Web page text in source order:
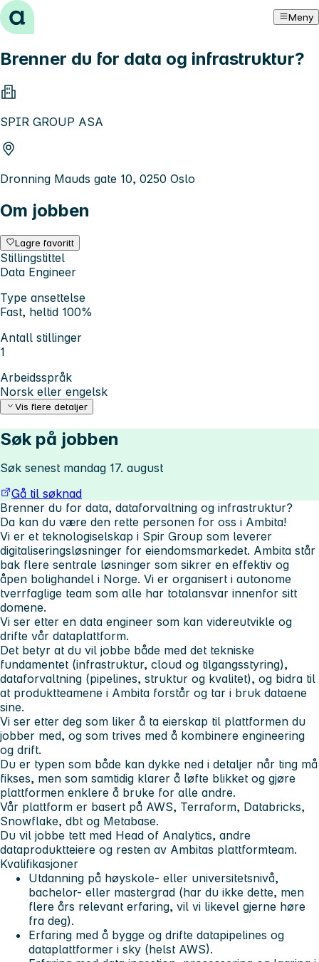
Hopp til innhold Meny
Brenner du for data og infrastruktur?
SPIR GROUP ASA
Dronning Mauds gate 10, 0250 Oslo
Om jobben
Lagre favoritt
Stillingstittel
Data Engineer
Type ansettelse
Fast, heltid 100%
Antall stillinger
1
Arbeidsspråk
Norsk eller engelsk
Vis flere detaljer
Søk på jobben
Søk senest mandag 17. august
Gå til søknad
Brenner du for data, dataforvaltning og infrastruktur?
Da kan du være den rette personen for oss i Ambita!
Vi er et teknologiselskap i Spir Group som leverer
digitaliseringsløsninger for eiendomsmarkedet. Ambita står
bak flere sentrale løsninger som sikrer en effektiv og
åpen bolighandel i Norge. Vi er organisert i autonome
tverrfaglige team som alle har totalansvar innenfor sitt
domene.
Vi ser etter en data engineer som kan videreutvikle og
drifte vår dataplattform.
Det betyr at du vil jobbe både med det tekniske
fundamentet (infrastruktur, cloud og tilgangsstyring),
dataforvaltning (pipelines, struktur og kvalitet), og bidra til
at produktteamene i Ambita forstår og tar i bruk dataene
sine.
Vi ser etter deg som liker å ta eierskap til plattformen du
jobber med, og som trives med å kombinere engineering
og drift.
Du er typen som både kan dykke ned i detaljer når ting må
fikses, men som samtidig klarer å løfte blikket og gjøre
plattformen enklere å bruke for alle andre.
Vår plattform er basert på AWS, Terraform, Databricks,
Snowflake, dbt og Metabase.
Du vil jobbe tett med Head of Analytics, andre
dataproduktteiere og resten av Ambitas plattformteam.
Kvalifikasjoner
Utdanning på høyskole- eller universitetsnivå,
bachelor- eller mastergrad (har du ikke dette, men
flere års relevant erfaring, vil vi likevel gjerne høre
fra deg).
Erfaring med å bygge og drifte datapipelines og
dataplattformer i sky (helst AWS).